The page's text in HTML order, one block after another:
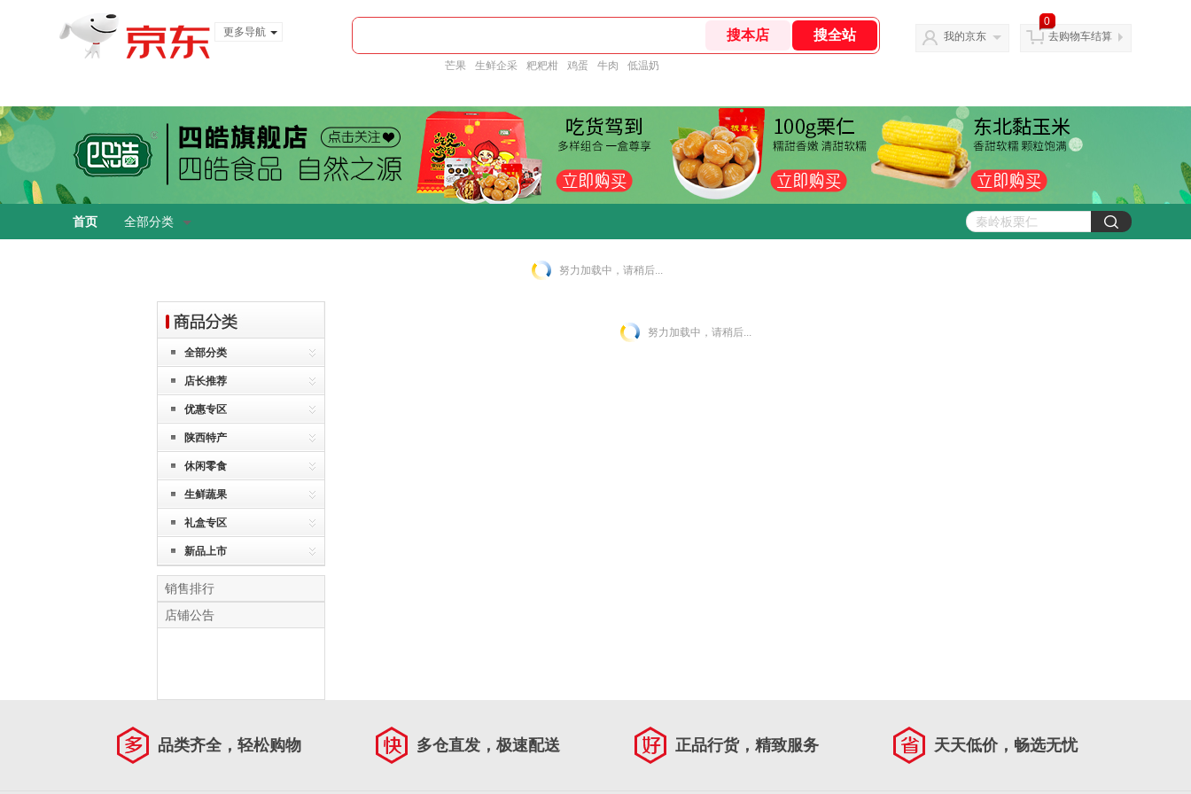
更多导航
芒果 生鲜企采 粑粑柑 鸡蛋 牛肉 低温奶
我的京东
0
去购物车结算
首页 全部分类
努力加载中，请稍后...
全部分类
店长推荐
优惠专区
陕西特产
休闲零食
生鲜蔬果
礼盒专区
新品上市
销售排行
店铺公告
努力加载中，请稍后...
品类齐全，轻松购物 多仓直发，极速配送 正品行货，精致服务 天天低价，畅选无忧